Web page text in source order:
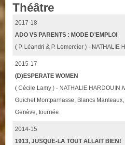
Théâtre
2017-18
ADO VS PARENTS : MODE D’EMPLOI
( P. Léandri & P. Lemercier ) - NATHALIE
2015-17
(D)ESPERATE WOMEN
( Cécile Lamy ) - NATHALIE HARDOUIN
Guichet Montparnasse, Blancs
Genève, tournée
2014-15
1913, JUSQUE-LA TOUT ALLAIT BIEN!